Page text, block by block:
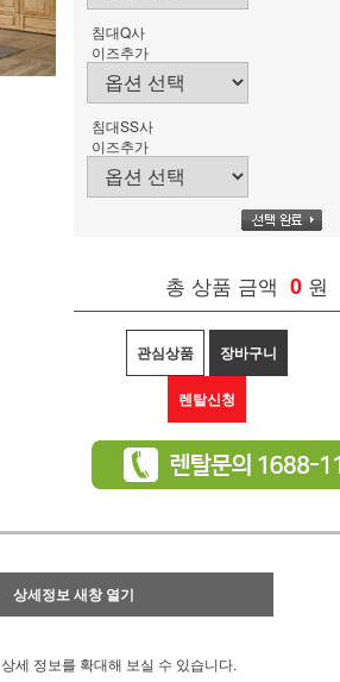
침대Q사
이즈추가
침대SS사
이즈추가
총 상품 금액 0 원
관심상품 장바구니
렌탈신청
상세정보 새창 열기
상세 정보를 확대해 보실 수 있습니다.